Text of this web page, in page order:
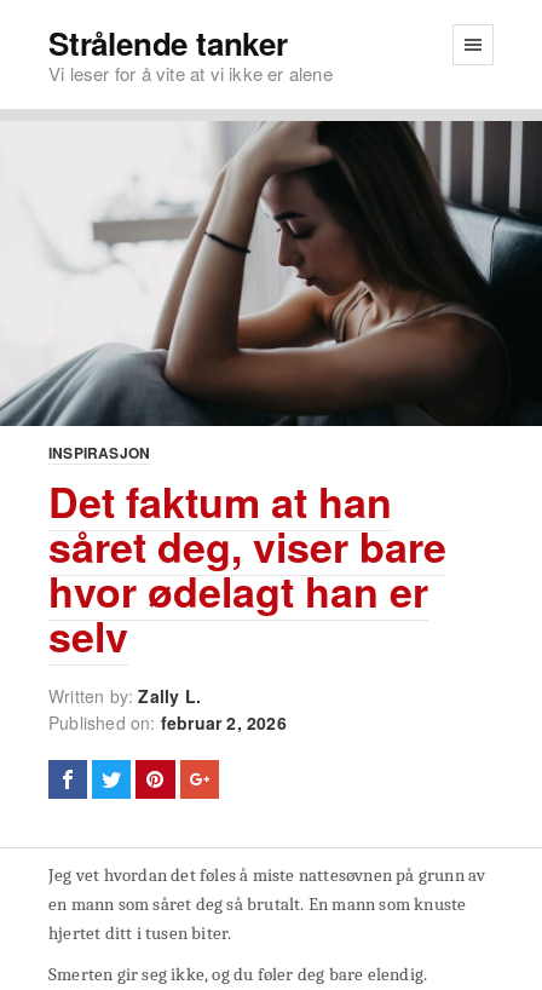
Strålende tanker
Vi leser for å vite at vi ikke er alene
INSPIRASJON
Det faktum at han
såret deg, viser bare
hvor ødelagt han er
selv
Written by:Zally L.
Published on: februar 2, 2026
Jeg vet hvordan det føles å miste nattesøvnen på grunn av
en mann som såret deg så brutalt. En mann som knuste
hjertet ditt i tusen biter.
Smerten gir seg ikke, og du føler deg bare elendig.